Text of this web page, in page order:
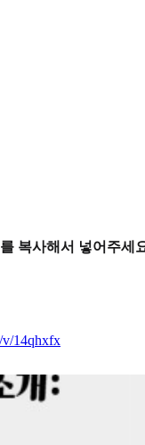
복사해서 넣어주세
v/14qhxfx